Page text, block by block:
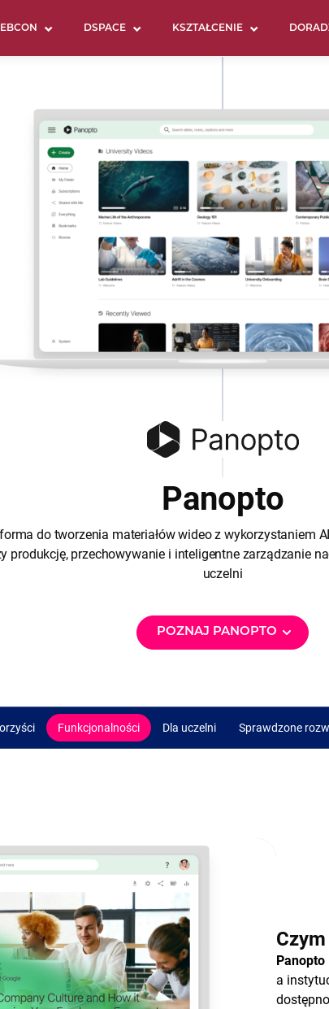
DSPACE KSZTAŁCENIE
Panopto
do tworzenia materiałów wideo z wykorzystaniem
produkcję, przechowywanie i inteligentne zarządzanie
uczelni
POZNAJ PANOPTO
Funkcjonalności Dla uczelni Sprawdzone
Panopto
a